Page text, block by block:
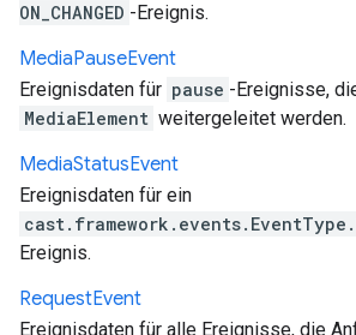
ON_CHANGED -Ereignis.
MediaPauseEvent
Ereignisdaten für pause -Ereignisse,
MediaElement weitergeleitet werden.
MediaStatusEvent
Ereignisdaten für ein
Ereignis.
RequestEvent
Ereignisdaten für alle Ereignisse, die